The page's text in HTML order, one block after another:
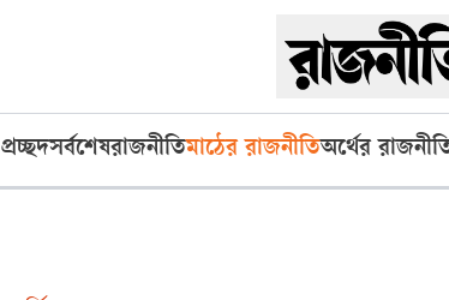
প্রচ্ছদসর্বশেষরাজনীতিমাঠের রাজনীতিঅর্থের